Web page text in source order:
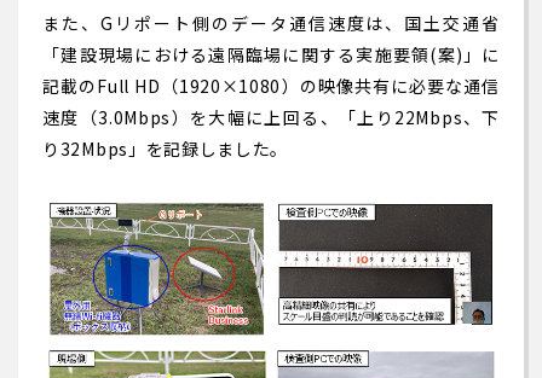
また、Gリポート側のデータ通信速度は、国土交通省
「建設現場における遠隔臨場に関する実施要領(案)」に
記載のFull HD（1920×1080）の映像共有に必要な通信
速度（3.0Mbps）を大幅に上回る、「上り22Mbps、下
り32Mbps」を記録しました。